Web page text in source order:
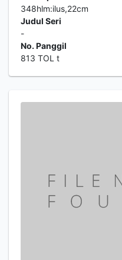
348hlm:ilus,22cm
Judul Seri
-
No. Panggil
813 TOL t